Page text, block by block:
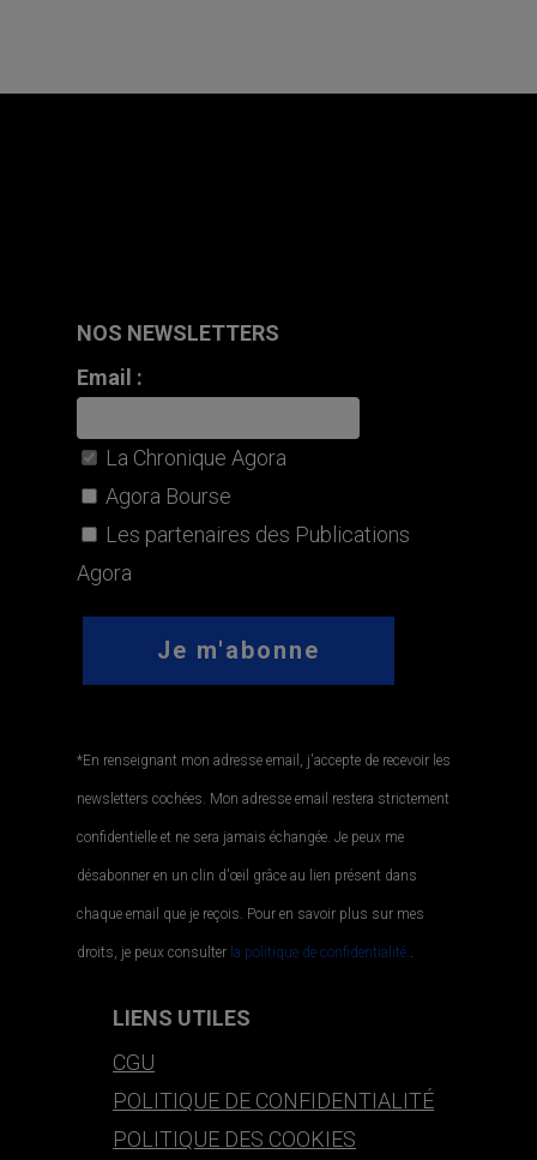
NOS NEWSLETTERS
Email :
La Chronique Agora
Agora Bourse
Les partenaires des Publications
Agora
*En renseignant mon adresse email, j'accepte de recevoir les
newsletters cochées. Mon adresse email restera strictement
confidentielle et ne sera jamais échangée. Je peux me
désabonner en un clin d'œil grâce au lien présent dans
chaque email que je reçois. Pour en savoir plus sur mes
droits, je peux consulter la politique de confidentialité.
LIENS UTILES
CGU
POLITIQUE DE CONFIDENTIALITÉ
POLITIQUE DES COOKIES